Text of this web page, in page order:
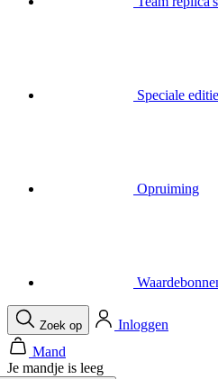
Je mandje is leeg
Menu Sluit
Bel
Zoek op
Mand